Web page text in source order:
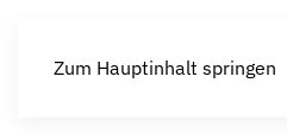
Zum Hauptinhalt springen